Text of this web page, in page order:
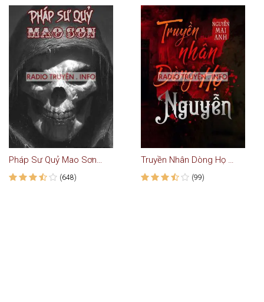
Pháp Sư Quỷ Mao Sơn - Truyện Ma
(648)
Truyền Nhân Dòng Họ Nguyễn
(99)